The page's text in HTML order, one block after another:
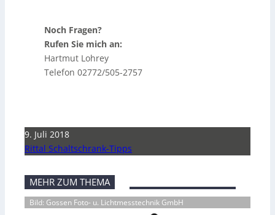
Noch Fragen?
Rufen Sie mich an:
Hartmut Lohrey
Telefon 02772/505-2757
9. Juli 2018
Rittal Schaltschrank-Tipps
MEHR ZUM THEMA
Bild: Gossen Foto- u. Lichtmesstechnik GmbH